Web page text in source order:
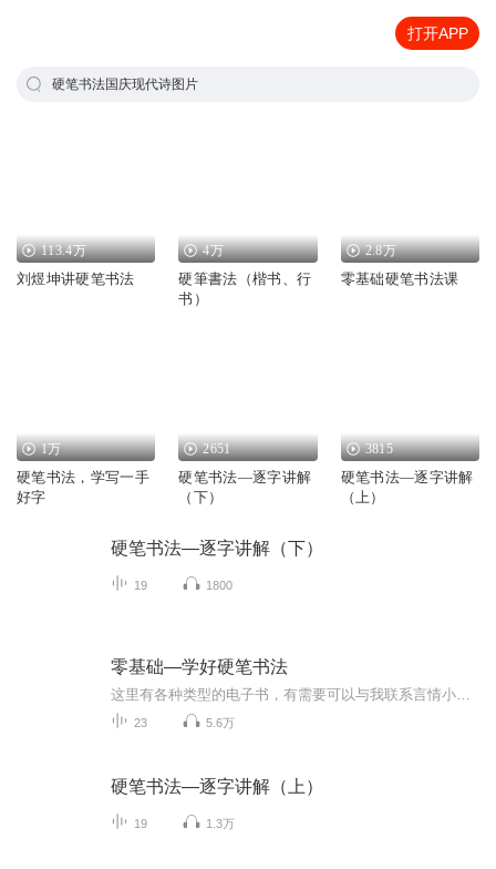
打开APP
硬笔书法国庆现代诗图片
113.4万
刘煜坤讲硬笔书法
4万
硬筆書法（楷书、行
书）
2.8万
零基础硬笔书法课
1万
硬笔书法，学写一手
好字
2651
硬笔书法—逐字讲解
（下）
3815
硬笔书法—逐字讲解
（上）
硬笔书法—逐字讲解（下）
19 1800
零基础—学好硬笔书法
23 5.6万
硬笔书法—逐字讲解（上）
19 1.3万